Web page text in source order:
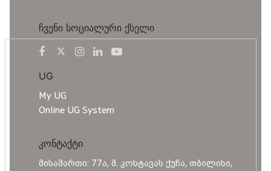
ჩვენი სოციალური ქსელი
UG
My UG
Online UG System
კონტაქტი
მისამართი: 77ა, მ. კოსტავას ქუჩა, თბილისი,